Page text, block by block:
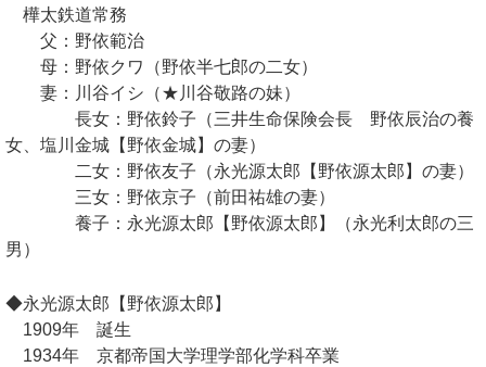
樺太鉄道常務
父：野依範治
母：野依クワ（野依半七郎の二女）
妻：川谷イシ（★川谷敬路の妹）
長女：野依鈴子（三井生命保険会長 野依辰治の養
女、塩川金城【野依金城】の妻）
二女：野依友子（永光源太郎【野依源太郎】の妻）
三女：野依京子（前田祐雄の妻）
養子：永光源太郎【野依源太郎】（永光利太郎の三
男）
◆永光源太郎【野依源太郎】
1909年 誕生
1934年 京都帝国大学理学部化学科卒業